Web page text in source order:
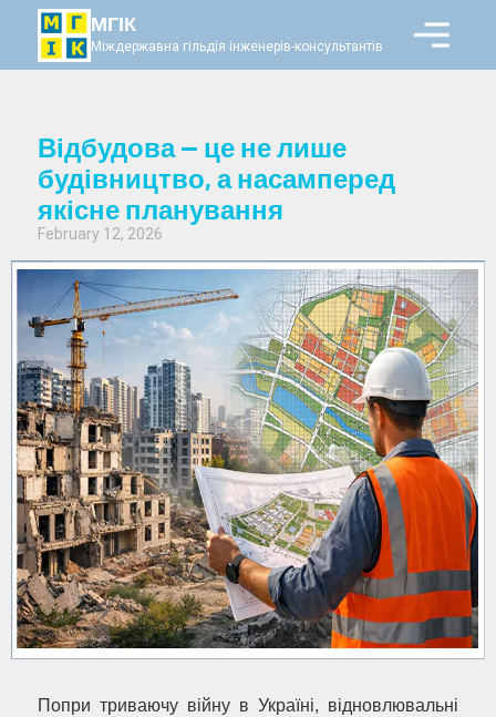
МГІК
Міждержавна гільдія інженерів-консультантів
Відбудова — це не лише
будівництво, а насамперед
якісне планування
February 12, 2026
Попри триваючу війну в Україні, відновлювальні